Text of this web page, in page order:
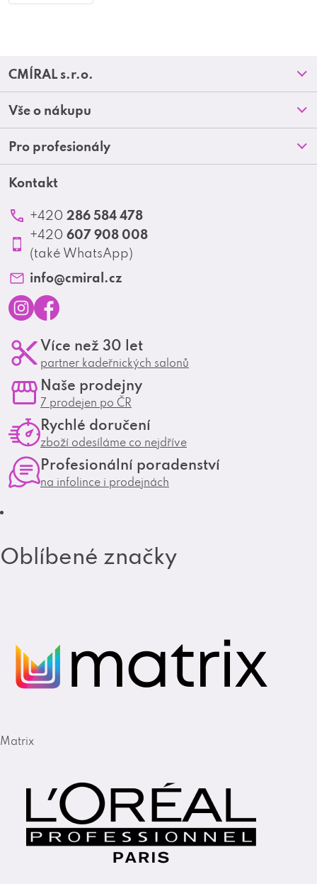
Z
á
p
a
CMÍRAL s.r.o.
Prodejny
O nás
Blog
Kontakt
Vše o nákupu
Doprava a platba
Obchodní podmínky
Reklamace a vrácení zboží
Ochrana osobních údajů
Pro profesionály
Akční letáky
Produktové katalogy
Profesionální spolupráce
Matrix Club
Kontakt
+420 286 584 478
+420 607 908 008
(také WhatsApp)
info@cmiral.cz
n
s
g
a
m
a
e
o
o
k
Více než 30 let
partner kadeřnických salonů
Naše prodejny
7 prodejen po ČR
Rychlé doručení
zboží odesíláme co nejdříve
Profesionální poradenství
na infolince i prodejnách
Oblíbené značky
Matrix